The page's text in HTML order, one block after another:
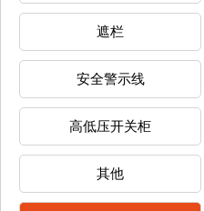
遮栏
安全警示线
高低压开关柜
其他